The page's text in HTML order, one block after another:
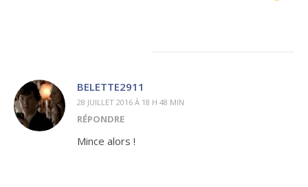
BELETTE2911
28 JUILLET 2016 À 18 H 48 MIN
RÉPONDRE
Mince alors !